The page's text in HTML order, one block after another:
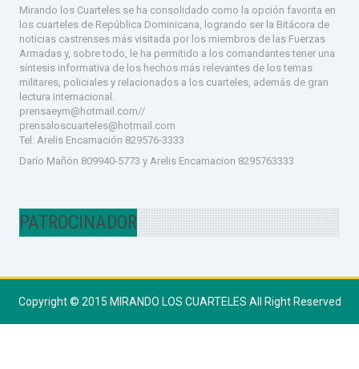
Mirando los Cuarteles se ha consolidado como la opción favorita en
los cuarteles de República Dominicana, logrando ser la Bitácora de
noticias castrenses más visitada por los miembros de las Fuerzas
Armadas y, sobre todo, le ha permitido a los comandantes tener una
síntesis informativa de los hechos más relevantes de los temas
militares, policiales y relacionados a los cuarteles, además de gran
lectura internacional.
prensaeym@hotmail.com//
prensaloscuarteles@hotmail.com
Tel: Arelis Encarnación 829576-3333
Darío Mañón 809940-5773 y Arelis Encarnacion 8295763333
PATROCINADOR
Copyright © 2015 MIRANDO LOS CUARTELES All Right Reserved